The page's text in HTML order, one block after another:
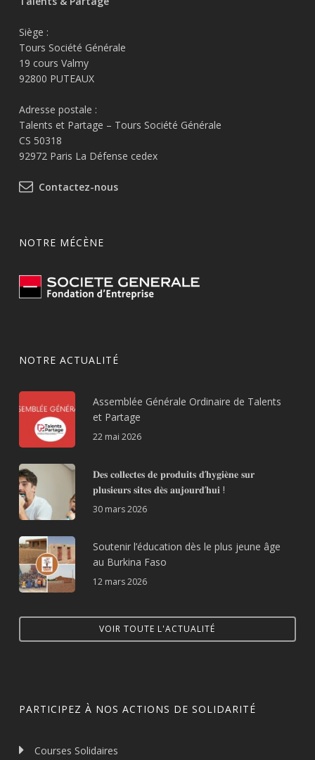
Siège :
Tours Société Générale
19 cours Valmy
92800 PUTEAUX
Adresse postale :
Talents et Partage – Tours Société Générale
CS 50318
92972 Paris La Défense cedex
Contactez-nous
NOTRE MÉCÈNE
NOTRE ACTUALITÉ
Assemblée Générale Ordinaire de Talents
et Partage
22 mai 2026
𝐃𝐞𝐬 𝐜𝐨𝐥𝐥𝐞𝐜𝐭𝐞𝐬 𝐝𝐞 𝐩𝐫𝐨𝐝𝐮𝐢𝐭𝐬 𝐝’𝐡𝐲𝐠𝐢𝐞̀𝐧𝐞 𝐬𝐮𝐫
𝐩𝐥𝐮𝐬𝐢𝐞𝐮𝐫𝐬 𝐬𝐢𝐭𝐞𝐬 𝐝𝐞̀𝐬 𝐚𝐮𝐣𝐨𝐮𝐫𝐝’𝐡𝐮𝐢 !
30 mars 2026
Soutenir l’éducation dès le plus jeune âge
au Burkina Faso
12 mars 2026
VOIR TOUTE L'ACTUALITÉ
PARTICIPEZ À NOS ACTIONS DE SOLIDARITÉ
Courses Solidaires